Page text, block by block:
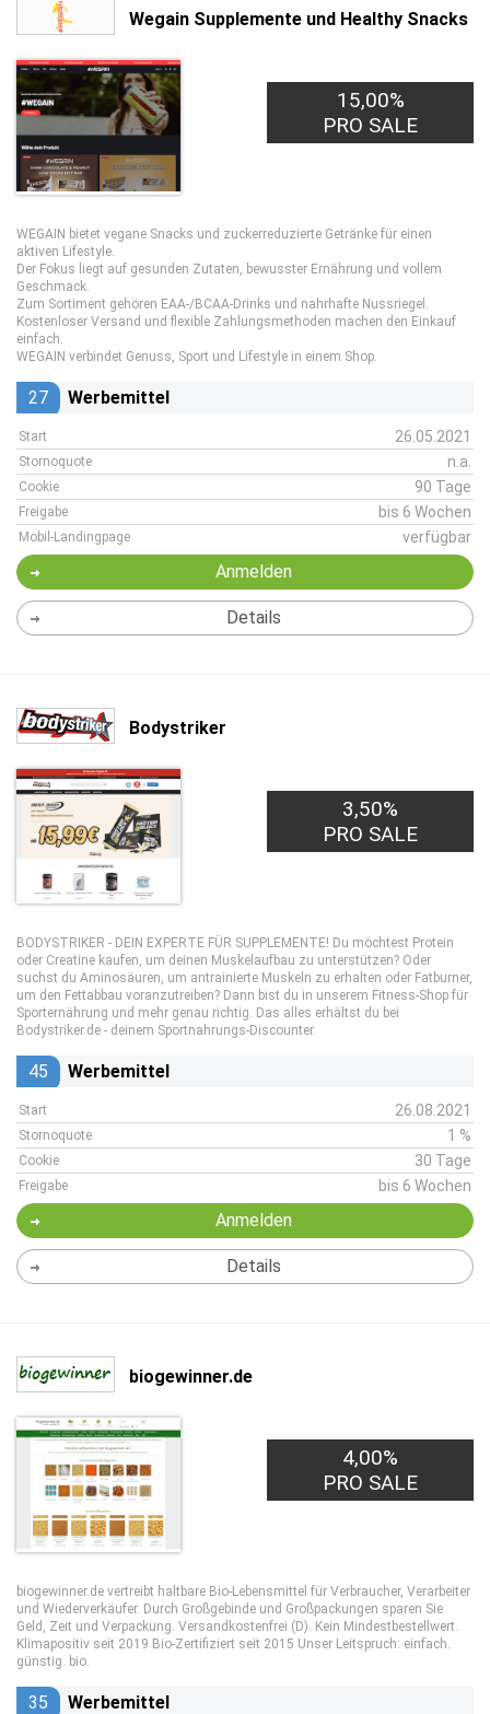
Wegain Supplemente und Healthy Snacks
15,00%
PRO SALE
WEGAIN bietet vegane Snacks und zuckerreduzierte Getränke für einen
aktiven Lifestyle.
Der Fokus liegt auf gesunden Zutaten, bewusster Ernährung und vollem
Geschmack.
Zum Sortiment gehören EAA-/BCAA-Drinks und nahrhafte Nussriegel.
Kostenloser Versand und flexible Zahlungsmethoden machen den Einkauf
einfach.
WEGAIN verbindet Genuss, Sport und Lifestyle in einem Shop.
27 Werbemittel
Start 26.05.2021
Stornoquote n.a.
Cookie 90 Tage
Freigabe bis 6 Wochen
Mobil-Landingpage verfügbar
Anmelden
Details
Bodystriker
3,50%
PRO SALE
BODYSTRIKER - DEIN EXPERTE FÜR SUPPLEMENTE! Du möchtest Protein
oder Creatine kaufen, um deinen Muskelaufbau zu unterstützen? Oder
suchst du Aminosäuren, um antrainierte Muskeln zu erhalten oder Fatburner,
um den Fettabbau voranzutreiben? Dann bist du in unserem Fitness-Shop für
Sporternährung und mehr genau richtig. Das alles erhältst du bei
Bodystriker.de - deinem Sportnahrungs-Discounter.
45 Werbemittel
Start 26.08.2021
Stornoquote 1 %
Cookie 30 Tage
Freigabe bis 6 Wochen
Anmelden
Details
biogewinner.de
4,00%
PRO SALE
biogewinner.de vertreibt haltbare Bio-Lebensmittel für Verbraucher, Verarbeiter
und Wiederverkäufer. Durch Großgebinde und Großpackungen sparen Sie
Geld, Zeit und Verpackung. Versandkostenfrei (D). Kein Mindestbestellwert.
Klimapositiv seit 2019 Bio-Zertifiziert seit 2015 Unser Leitspruch: einfach.
günstig. bio.
35 Werbemittel